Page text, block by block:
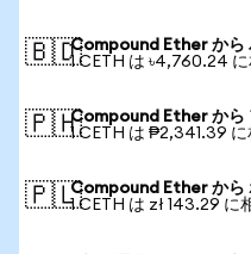
🇧🇩Compound Ether から
1 CETH は ৳4,760.24 に
🇵🇭Compound Ether から
1 CETH は ₱2,341.39 に
🇵🇱Compound Ether から
1 CETH は zł 143.29 に